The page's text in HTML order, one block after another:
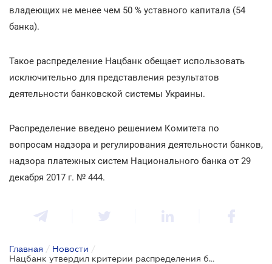
владеющих не менее чем 50 % уставного капитала (54
банка).
Такое распределение Нацбанк обещает использовать
исключительно для представления результатов
деятельности банковской системы Украины.
Распределение введено решением Комитета по
вопросам надзора и регулирования деятельности банков,
надзора платежных систем Национального банка от 29
декабря 2017 г. № 444.
Главная / Новости /
Нацбанк утвердил критерии распределения банков на группы в 2018 году